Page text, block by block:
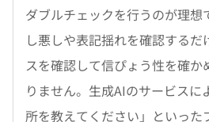
ダブルチェックを行うのが理想
し悪しや表記揺れを確認する
スを確認して信ぴょう性を確
りません。生成AIのサービスに
所を教えてください」といった